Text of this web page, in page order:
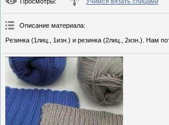
Описание материала:
Резинка (1лиц., 1изн.) и резинка (2лиц., 2изн.). Нам